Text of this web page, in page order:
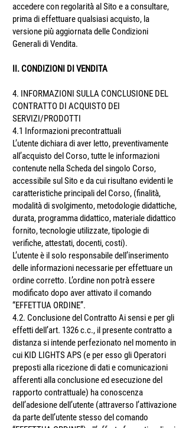
accedere con regolarità̀ al Sito e a consultare,
prima di effettuare qualsiasi acquisto, la
versione più̀ aggiornata delle Condizioni
Generali di Vendita.
II. CONDIZIONI DI VENDITA
4. INFORMAZIONI SULLA CONCLUSIONE DEL
CONTRATTO DI ACQUISTO DEI
SERVIZI/PRODOTTI
4.1 Informazioni precontrattuali
L’utente dichiara di aver letto, preventivamente
all’acquisto del Corso, tutte le informazioni
contenute nella Scheda del singolo Corso,
accessibile sul Sito e da cui risultano evidenti le
caratteristiche principali del Corso, (finalità̀,
modalità̀ di svolgimento, metodologie didattiche,
durata, programma didattico, materiale didattico
fornito, tecnologie utilizzate, tipologie di
verifiche, attestati, docenti, costi).
L’utente è il solo responsabile dell’inserimento
delle informazioni necessarie per effettuare un
ordine corretto. L’ordine non potrà̀ essere
modificato dopo aver attivato il comando
“EFFETTUA ORDINE”.
4.2. Conclusione del Contratto Ai sensi e per gli
effetti dell’art. 1326 c.c., il presente contratto a
distanza si intende perfezionato nel momento in
cui KID LIGHTS APS (e per esso gli Operatori
preposti alla ricezione di dati e comunicazioni
afferenti alla conclusione ed esecuzione del
rapporto contrattuale) ha conoscenza
dell’adesione dell’utente (attraverso l’attivazione
da parte dell’utente stesso del comando